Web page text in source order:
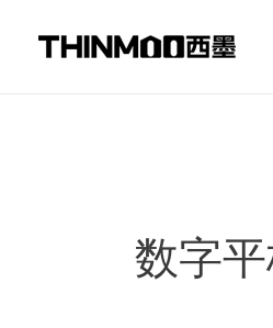
数字平
pagination